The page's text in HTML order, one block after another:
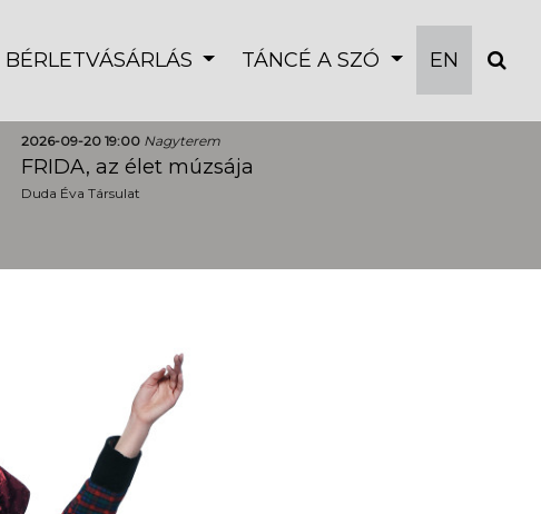
BÉRLETVÁSÁRLÁS TÁNCÉ A SZÓ EN
2026-09-20 19:00 Nagyterem
FRIDA, az élet múzsája
Duda Éva Társulat